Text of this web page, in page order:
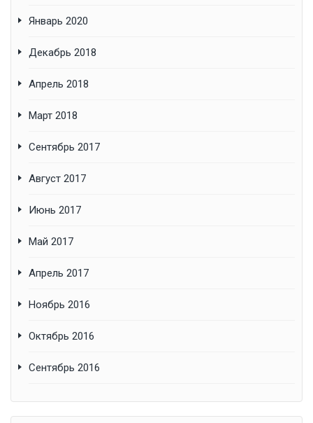
Январь 2020
Декабрь 2018
Апрель 2018
Март 2018
Сентябрь 2017
Август 2017
Июнь 2017
Май 2017
Апрель 2017
Ноябрь 2016
Октябрь 2016
Сентябрь 2016